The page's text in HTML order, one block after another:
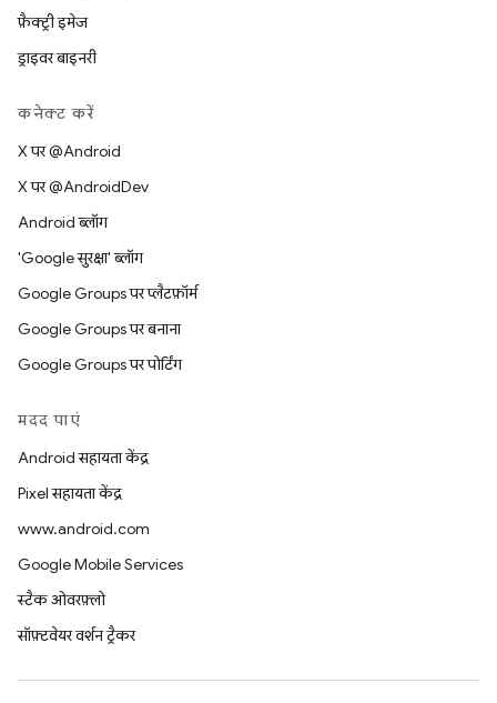
फ़ैक्ट्री इमेज
ड्राइवर बाइनरी
कनेक्ट करें
X पर @Android
X पर @AndroidDev
Android ब्लॉग
'Google सुरक्षा' ब्लॉग
Google Groups पर प्लैटफ़ॉर्म
Google Groups पर बनाना
Google Groups पर पोर्टिंग
मदद पाएं
Android सहायता केंद्र
Pixel सहायता केंद्र
www.android.com
Google Mobile Services
स्टैक ओवरफ़्लो
सॉफ़्टवेयर वर्शन ट्रैकर